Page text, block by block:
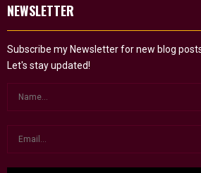
NEWSLETTER
Subscribe my Newsletter for new blog
Let's stay updated!